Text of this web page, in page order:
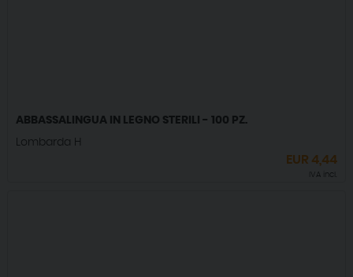
ABBASSALINGUA IN LEGNO STERILI - 100 PZ.
Lombarda H
EUR 4,44
IVA incl.